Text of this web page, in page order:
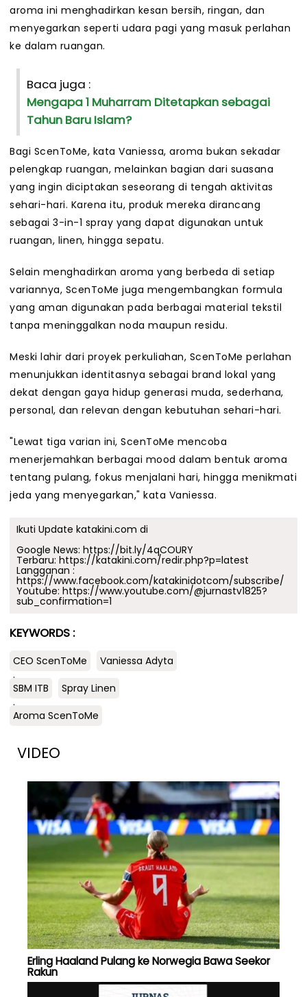
aroma ini menghadirkan kesan bersih, ringan, dan
menyegarkan seperti udara pagi yang masuk perlahan
ke dalam ruangan.
Baca juga :
Mengapa 1 Muharram Ditetapkan sebagai
Tahun Baru Islam?
Bagi ScenToMe, kata Vaniessa, aroma bukan sekadar
pelengkap ruangan, melainkan bagian dari suasana
yang ingin diciptakan seseorang di tengah aktivitas
sehari-hari. Karena itu, produk mereka dirancang
sebagai 3-in-1 spray yang dapat digunakan untuk
ruangan, linen, hingga sepatu.
Selain menghadirkan aroma yang berbeda di setiap
variannya, ScenToMe juga mengembangkan formula
yang aman digunakan pada berbagai material tekstil
tanpa meninggalkan noda maupun residu.
Meski lahir dari proyek perkuliahan, ScenToMe perlahan
menunjukkan identitasnya sebagai brand lokal yang
dekat dengan gaya hidup generasi muda, sederhana,
personal, dan relevan dengan kebutuhan sehari-hari.
"Lewat tiga varian ini, ScenToMe mencoba
menerjemahkan berbagai mood dalam bentuk aroma
tentang pulang, fokus menjalani hari, hingga menikmati
jeda yang menyegarkan," kata Vaniessa.
Ikuti Update katakini.com di
Google News: https://bit.ly/4qCOURY
Terbaru: https://katakini.com/redir.php?p=latest
Langganan :
https://www.facebook.com/katakinidotcom/subscribe/
Youtube: https://www.youtube.com/@jurnastv1825?
sub_confirmation=1
KEYWORDS :
CEO ScenToMe
Vaniessa Adyta
.
SBM ITB
Spray Linen
.
Aroma ScenToMe
VIDEO
Erling Haaland Pulang ke Norwegia Bawa Seekor
Rakun